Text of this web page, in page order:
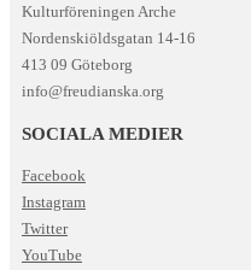
Kulturföreningen Arche
Nordenskiöldsgatan 14-16
413 09 Göteborg
info@freudianska.org
SOCIALA MEDIER
Facebook
Instagram
Twitter
YouTube